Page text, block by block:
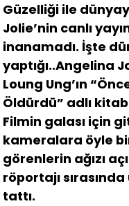
Güzelliği ile
Jolie’nin canlı
inanamadı. İşte
yaptığı..Angelina
Loung Ung’ın
Öldürdü” adlı
Filmin galası için
kameralara öyle
görenlerin ağızı
röportajı
tattı.